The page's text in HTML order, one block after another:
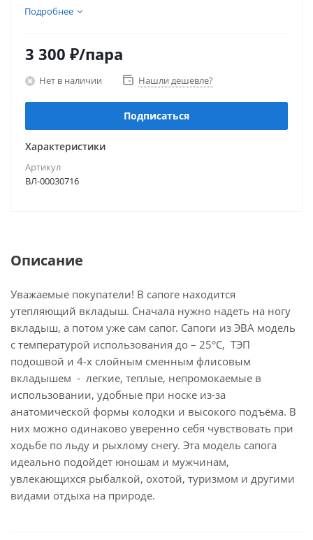
Подробнее
3 300 ₽/пара
Нет в наличии Нашли дешевле?
Подписаться
Характеристики
Артикул
ВЛ-00030716
Описание
Уважаемые покупатели! В сапоге находится
утепляющий вкладыш. Сначала нужно надеть на ногу
вкладыш, а потом уже сам сапог. Сапоги из ЭВА модель
с температурой использования до – 25°C, ТЭП
подошвой и 4-х слойным сменным флисовым
вкладышем - легкие, теплые, непромокаемые в
использовании, удобные при носке из-за
анатомической формы колодки и высокого подъёма. В
них можно одинаково уверенно себя чувствовать при
ходьбе по льду и рыхлому снегу. Эта модель сапога
идеально подойдет юношам и мужчинам,
увлекающихся рыбалкой, охотой, туризмом и другими
видами отдыха на природе.